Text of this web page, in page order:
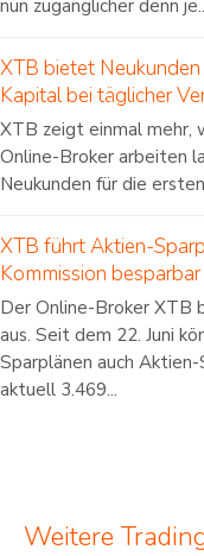
nun zugänglicher denn
XTB bietet
Kapital bei täglicher
XTB zeigt einmal mehr,
Online-Broker arbeiten
Neukunden für die
XTB führt Aktien-
Kommission besparbar
Der Online-Broker XTB
aus. Seit dem 22. Juni
Sparplänen auch
aktuell 3.469...
Weitere